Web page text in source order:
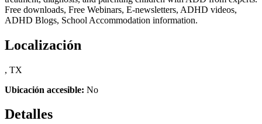
Free downloads, Free Webinars, E-newsletters, ADHD videos,
ADHD Blogs, School Accommodation information.
Localización
, TX
Ubicación accesible: No
Detalles